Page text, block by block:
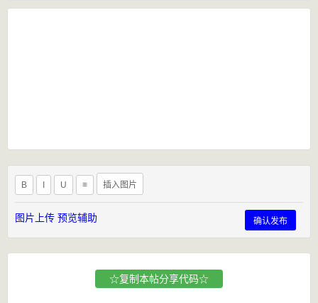
B U ≡ 插入图片
图片上传 预览辅助 确认发布
☆复制本帖分享代码☆